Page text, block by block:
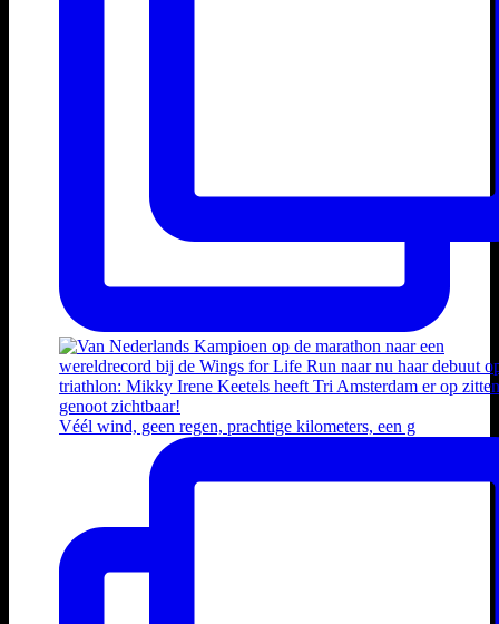
Véél wind, geen regen, prachtige kilometers, een g